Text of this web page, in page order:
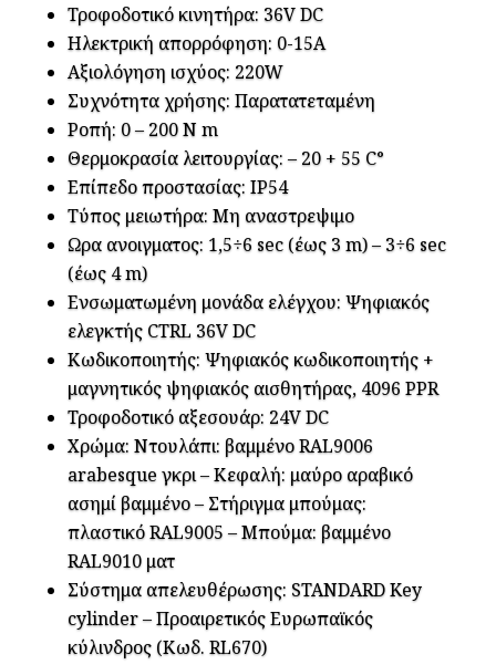
Τροφοδοτικό κινητήρα: 36V DC
Ηλεκτρική απορρόφηση: 0-15Α
Αξιολόγηση ισχύος: 220W
Συχνότητα χρήσης: Παρατατεταμένη
Ροπή: 0 – 200 N m
Θερμοκρασία λειτουργίας: – 20 + 55 C°
Επίπεδο προστασίας: IP54
Τύπος μειωτήρα: Μη αναστρεψιμο
Ωρα ανοιγματος: 1,5÷6 sec (έως 3 m) – 3÷6 sec
(έως 4 m)
Ενσωματωμένη μονάδα ελέγχου: Ψηφιακός
ελεγκτής CTRL 36V DC
Κωδικοποιητής: Ψηφιακός κωδικοποιητής +
μαγνητικός ψηφιακός αισθητήρας, 4096 PPR
Τροφοδοτικό αξεσουάρ: 24V DC
Χρώμα: Ντουλάπι: βαμμένο RAL9006
arabesque γκρι – Κεφαλή: μαύρο αραβικό
ασημί βαμμένο – Στήριγμα μπούμας:
πλαστικό RAL9005 – Μπούμα: βαμμένο
RAL9010 ματ
Σύστημα απελευθέρωσης: STANDARD Key
cylinder – Προαιρετικός Ευρωπαϊκός
κύλινδρος (Κωδ. RL670)